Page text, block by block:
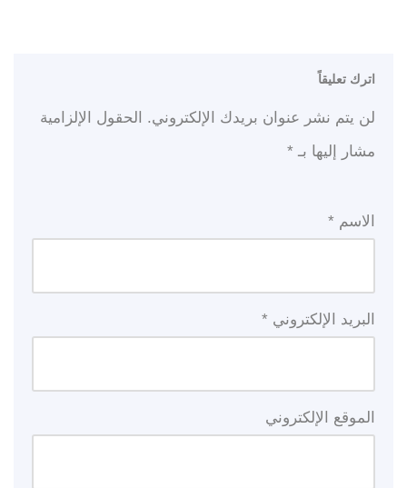
اترك تعليقاً
لن يتم نشر عنوان بريدك الإلكتروني.
الحقول الإلزامية
مشار إليها بـ *
الاسم *
البريد الإلكتروني *
الموقع الإلكتروني